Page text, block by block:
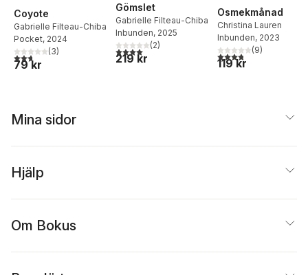
Coyote
Gabrielle Filteau-Chiba
Pocket, 2024
2,7utav 5 stjärnor. Totalt antal röster:
(3)
79 kr
Gömslet
Gabrielle Filteau-Chiba
Inbunden, 2025
4,0utav 5 stjärnor. Totalt antal röster:
(2)
219 kr
Osmekmånad
Christina Lauren
Inbunden, 2023
3,8utav 5 stjärnor.
(9)
119 kr
Mina sidor
Hjälp
Om Bokus